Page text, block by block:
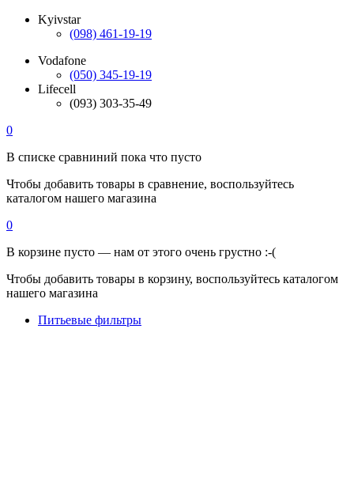
Kyivstar
(098) 461-19-19
Vodafone
(050) 345-19-19
Lifecell
(093) 303-35-49
0
В списке сравниний пока что пусто
Чтобы добавить товары в сравнение, воспользуйтесь
каталогом нашего магазина
0
В корзине пусто — нам от этого очень грустно :-(
Чтобы добавить товары в корзину, воспользуйтесь каталогом
нашего магазина
Питьевые фильтры